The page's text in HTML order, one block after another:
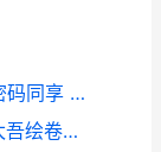
三角洲行动2026年6月23日今天摩斯密码同享 三角洲行动2026猛攻节送多少三角券
太吾绘卷天幕心帷促织化形诀窍同享 太吾绘卷天幕心帷上架华为